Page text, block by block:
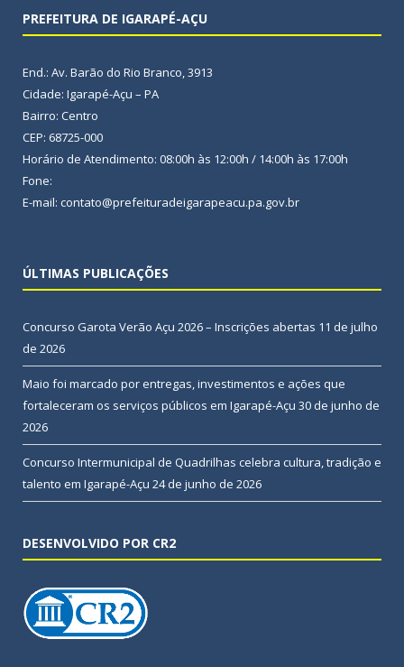
PREFEITURA DE IGARAPÉ-AÇU
End.: Av. Barão do Rio Branco, 3913
Cidade: Igarapé-Açu – PA
Bairro: Centro
CEP: 68725-000
Horário de Atendimento: 08:00h às 12:00h / 14:00h às 17:00h
Fone:
E-mail: contato@prefeituradeigarapeacu.pa.gov.br
ÚLTIMAS PUBLICAÇÕES
Concurso Garota Verão Açu 2026 – Inscrições abertas 11 de julho
de 2026
Maio foi marcado por entregas, investimentos e ações que
fortaleceram os serviços públicos em Igarapé-Açu 30 de junho de
2026
Concurso Intermunicipal de Quadrilhas celebra cultura, tradição e
talento em Igarapé-Açu 24 de junho de 2026
DESENVOLVIDO POR CR2